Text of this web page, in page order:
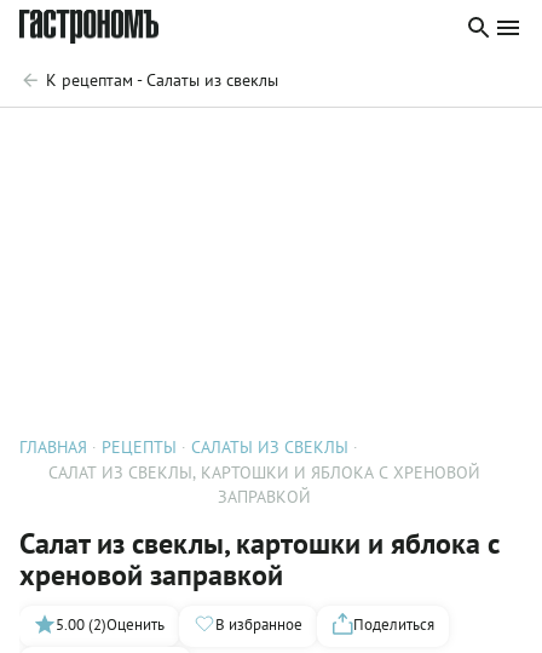
К рецептам - Салаты из свеклы
ГЛАВНАЯ РЕЦЕПТЫ
САЛАТЫ ИЗ СВЕКЛЫ
САЛАТ ИЗ СВЕКЛЫ, КАРТОШКИ И ЯБЛОКА С ХРЕНОВОЙ
ЗАПРАВКОЙ
Салат из свеклы, картошки и яблока с
хреновой заправкой
5.00 (2)Оценить В избранное
Поделиться